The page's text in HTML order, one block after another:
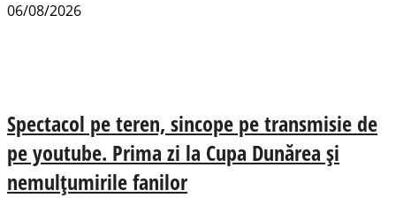
06/08/2026
Spectacol pe teren, sincope pe transmisie de
pe youtube. Prima zi la Cupa Dunărea și
nemulțumirile fanilor